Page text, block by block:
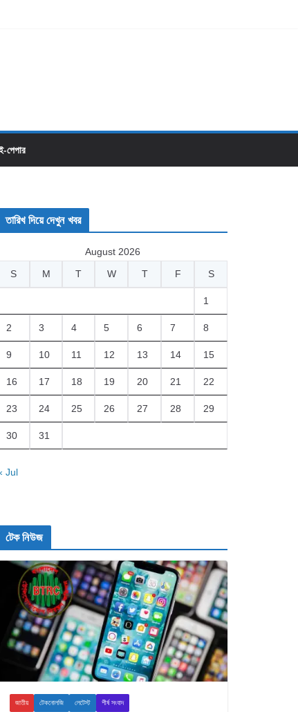
পেপার
তারিখ দিয়ে দেখুন খবর
August 2026
S
M T W T F S
1
2 3 4 5 6 7 8
9 10 11 12 13 14 15
16 17 18 19 20 21 22
23 24 25 26 27 28 29
30 31
Jul
টেক নিউজ
জাতীয় টেকনোলজি লেটেস্ট শীর্ষ সংবাদ